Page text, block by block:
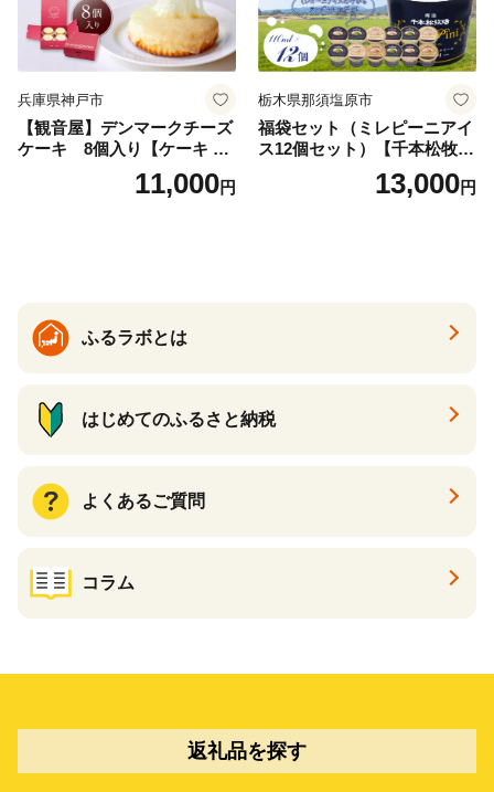
兵庫県神戸市
【観音屋】デンマークチーズ
ケーキ 8個入り【ケーキ チ
ーズケーキ 人気スイーツ お
すすめスイーツ 神戸スイー
11,000円
栃木県那須塩原市
福袋セット（ミレピーニアイ
ス12個セット）【千本松牧
場】 ns025-014-12 【デザー
ト 詰め合わせ ギフト】
13,000円
ふるラボとは
はじめてのふるさと納税
よくあるご質問
コラム
返礼品を探す